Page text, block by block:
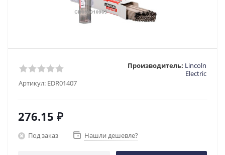
Артикул: EDR01407
Производитель: Lincoln
Electric
276.15 ₽
Под заказ Нашли дешевле?